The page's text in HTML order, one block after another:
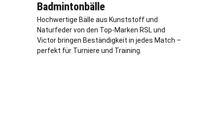
Badmintonbälle
Hochwertige Bälle aus Kunststoff und
Naturfeder von den Top-Marken RSL und
Victor bringen Beständigkeit in jedes Match –
perfekt für Turniere und Training.